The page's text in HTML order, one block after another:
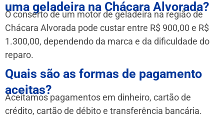
uma geladeira na Chácara Alvorada?
O conserto de um motor de geladeira na região de
Chácara Alvorada pode custar entre R$ 900,00 e R$
1.300,00, dependendo da marca e da dificuldade do
reparo.
Quais são as formas de pagamento
aceitas?
Aceitamos pagamentos em dinheiro, cartão de
crédito, cartão de débito e transferência bancária.